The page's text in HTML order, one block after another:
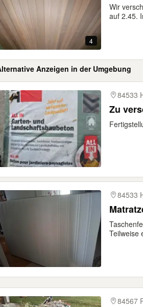
4
Wir
auf 2.45.
Anzeigen in der Umgebung
84533
84533
Teilweise
84567